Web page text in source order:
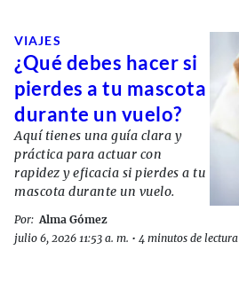
VIAJES
¿Qué debes hacer si
pierdes a tu mascota
durante un vuelo?
Aquí tienes una guía clara y
práctica para actuar con
rapidez y eficacia si pierdes a tu
mascota durante un vuelo.
Por: Alma Gómez
julio 6, 2026 11:53 a. m. • 4 minutos de lectura